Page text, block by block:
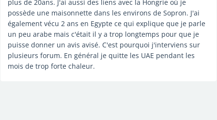
plus de 20ans. J'ai aussi des liens avec la Hongrie où je
possède une maisonnette dans les environs de Sopron. J'ai
également vécu 2 ans en Egypte ce qui explique que je parle
un peu arabe mais c'était il y a trop longtemps pour que je
puisse donner un avis avisé. C'est pourquoi j'interviens sur
plusieurs forum. En général je quitte les UAE pendant les
mois de trop forte chaleur.